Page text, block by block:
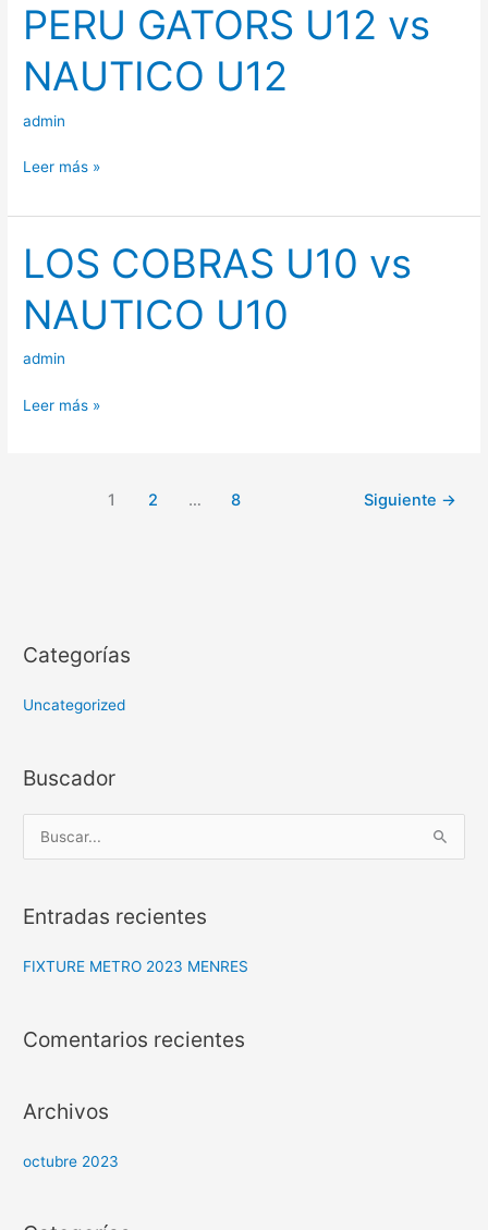
PERU GATORS U12 vs
NAUTICO U12
admin
PERU
GATORS
U12
vs
NAUTICO
Leer más »
LOS COBRAS U10 vs
NAUTICO U10
admin
LOS
COBRAS
U10
vs
NAUTICO
Leer más »
1 2 … 8 Siguiente →
Categorías
Uncategorized
Buscador
c
a
o
:
Entradas recientes
FIXTURE METRO 2023 MENRES
Comentarios recientes
Archivos
octubre 2023